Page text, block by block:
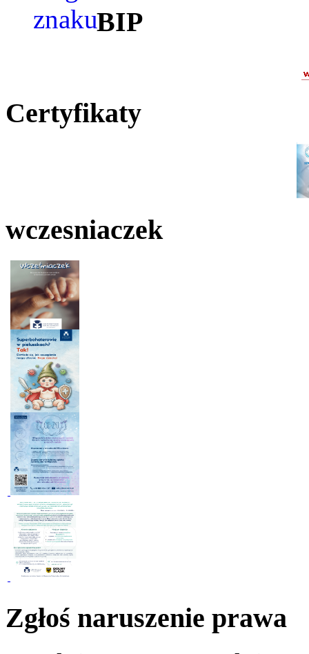
BIP
Certyfikaty
wczesniaczek
Zgłoś naruszenie prawa